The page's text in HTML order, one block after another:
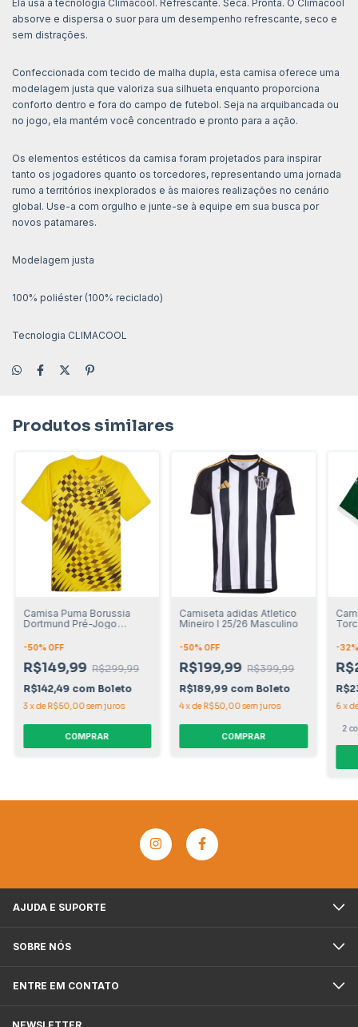
Ela usa a tecnologia Climacool. Refrescante. Seca. Pronta. O Climacool
absorve e dispersa o suor para um desempenho refrescante, seco e
sem distrações.
Confeccionada com tecido de malha dupla, esta camisa oferece uma
modelagem justa que valoriza sua silhueta enquanto proporciona
conforto dentro e fora do campo de futebol. Seja na arquibancada ou
no jogo, ela mantém você concentrado e pronto para a ação.
Os elementos estéticos da camisa foram projetados para inspirar
tanto os jogadores quanto os torcedores, representando uma jornada
rumo a territórios inexplorados e às maiores realizações no cenário
global. Use-a com orgulho e junte-se à equipe em sua busca por
novos patamares.
Modelagem justa
100% poliéster (100% reciclado)
Tecnologia CLIMACOOL
Produtos similares
Camisa Puma Borussia
Dortmund Pré-Jogo
-50% OFF
R$149,99 R$299,99
R$142,49 com Boleto
3xdeR$50,00sem juros
COMPRAR
Camiseta adidas Atletico
Mineiro I 25/26 Masculino
-50% OFF
R$199,99 R$399,99
R$189,99 com Boleto
4xdeR$50,00sem juros
COMPRAR
-32
6x
2
AJUDA E SUPORTE
SOBRE NÓS
ENTRE EM CONTATO